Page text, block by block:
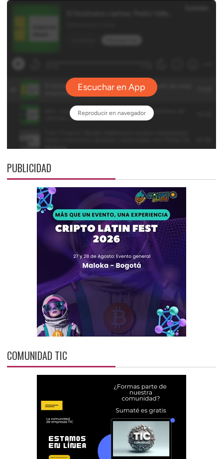
PUBLICIDAD
COMUNIDAD TIC